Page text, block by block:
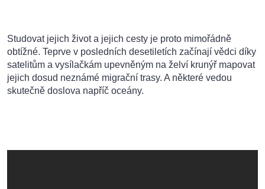
Studovat jejich život a jejich cesty je proto mimořádně
obtížné. Teprve v posledních desetiletích začínají vědci díky
satelitům a vysílačkám upevněným na želví krunýř mapovat
jejich dosud neznámé migrační trasy. A některé vedou
skutečně doslova napříč oceány.